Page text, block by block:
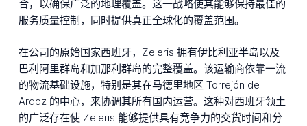
合，以确保广泛的地理覆盖。这一战略使其能够保持最佳的
服务质量控制，同时提供真正全球化的覆盖范围。
在公司的原始国家西班牙，Zeleris 拥有伊比利亚半岛以及
巴利阿里群岛和加那利群岛的完整覆盖。该运输商依靠一流
的物流基础设施，特别是其在马德里地区 Torrejón de
Ardoz 的中心，来协调其所有国内运营。这种对西班牙领土
的广泛存在使 Zeleris 能够提供具有竞争力的交货时间和分